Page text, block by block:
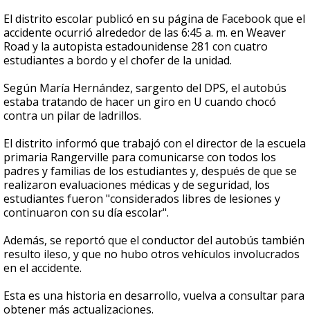
El distrito escolar publicó en su página de Facebook que el
accidente ocurrió alrededor de las 6:45 a. m. en Weaver
Road y la autopista estadounidense 281 con cuatro
estudiantes a bordo y el chofer de la unidad.
Según María Hernández, sargento del DPS, el autobús
estaba tratando de hacer un giro en U cuando chocó
contra un pilar de ladrillos.
El distrito informó que trabajó con el director de la escuela
primaria Rangerville para comunicarse con todos los
padres y familias de los estudiantes y, después de que se
realizaron evaluaciones médicas y de seguridad, los
estudiantes fueron "considerados libres de lesiones y
continuaron con su día escolar".
Además, se reportó que el conductor del autobús también
resulto ileso, y que no hubo otros vehículos involucrados
en el accidente.
Esta es una historia en desarrollo, vuelva a consultar para
obtener más actualizaciones.